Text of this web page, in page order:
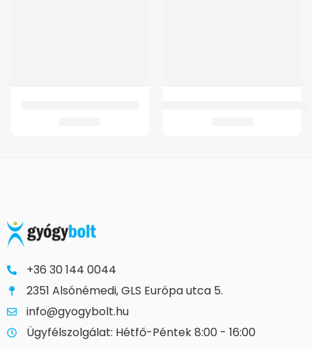
+36 30 144 0044
2351 Alsónémedi, GLS Európa utca 5.
info@gyogybolt.hu
Ügyfélszolgálat: Hétfő-Péntek 8:00 - 16:00